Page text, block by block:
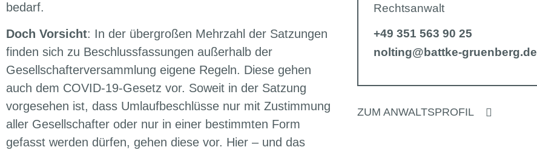
bedarf.
Doch Vorsicht: In der übergroßen Mehrzahl der Satzungen
finden sich zu Beschlussfassungen außerhalb der
Gesellschafterversammlung eigene Regeln. Diese gehen
auch dem COVID-19-Gesetz vor. Soweit in der Satzung
vorgesehen ist, dass Umlaufbeschlüsse nur mit Zustimmung
aller Gesellschafter oder nur in einer bestimmten Form
gefasst werden dürfen, gehen diese vor. Hier – und das
Rechtsanwalt
+49 351 563 90 25
nolting@battke-gruenberg.de
ZUM ANWALTSPROFIL